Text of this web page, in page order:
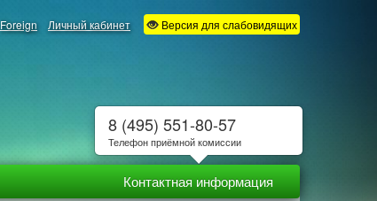
Foreign Личный кабинет Версия для слабовидящих
Контактная информация
8 (495) 551-80-57
Телефон приёмной комиссии